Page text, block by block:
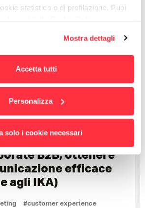
statistico o di profilazione. Puoi
Mostra dettagli
Accetta tutti
Personalizza
solo i cookie necessari
B2B, ottenere
efficace
agli IKA)
#customer experience